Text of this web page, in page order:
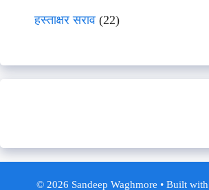
हस्ताक्षर सराव (22)
© 2026 Sandeep Waghmore • Built with